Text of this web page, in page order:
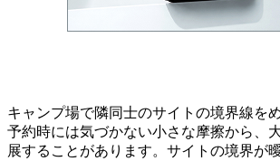
キャンプ場で隣同士のサイトの境界線を
予約時には気づかない小さな摩擦から、
展することがあります。サイトの境界が